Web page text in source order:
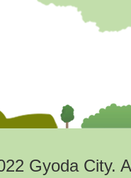
Gyoda City.